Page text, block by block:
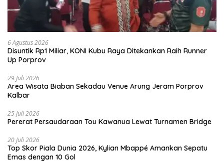
6 Agustus 2026
Disuntik Rp1 Miliar, KONI Kubu Raya Ditekankan Raih Runner
Up Porprov
29 Juli 2026
Area Wisata Biaban Sekadau Venue Arung Jeram Porprov
Kalbar
25 Juli 2026
Pererat Persaudaraan Tou Kawanua Lewat Turnamen Bridge
20 Juli 2026
Top Skor Piala Dunia 2026, Kylian Mbappé Amankan Sepatu
Emas dengan 10 Gol